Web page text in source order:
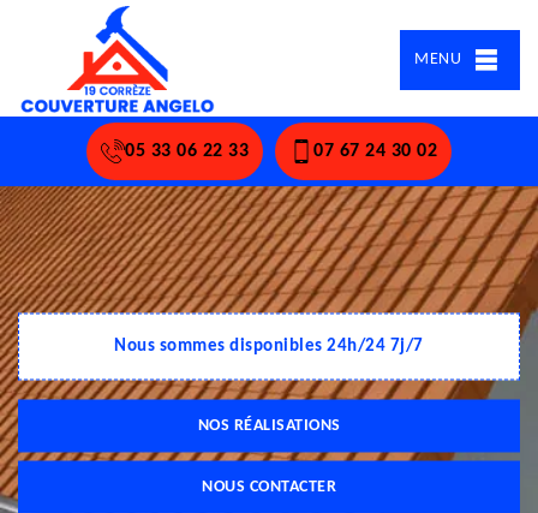
MENU
05 33 06 22 33 07 67 24 30 02
Nous sommes disponibles 24h/24 7j/7
NOS RÉALISATIONS
NOUS CONTACTER